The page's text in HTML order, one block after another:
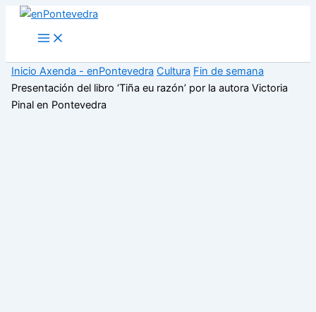
Main
Menu
Inicio Axenda - enPontevedra Cultura Fin de semana
Presentación del libro ‘Tiña eu razón’ por la autora Victoria
Pinal en Pontevedra